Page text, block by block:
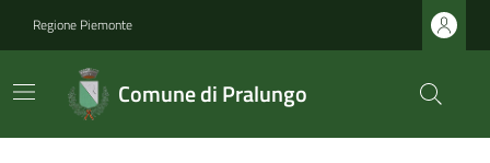
Regione Piemonte
Comune di Pralungo